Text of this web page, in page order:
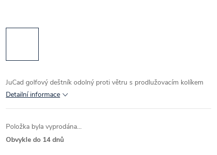
JuCad golfový deštník odolný proti větru s prodlužovacím kolíkem
Detailní informace
Položka byla vyprodána…
Obvykle do 14 dnů